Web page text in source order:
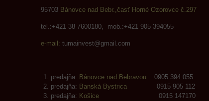
95703 Bánovce nad Bebr.,časť Horné Ozorovce č.297
tel.:+421 38 7600180, mob.:+421 905 394055
e-mail: tumainvest@gmail.com
predajňa: Bánovce nad Bebravou 0905 394 055
predajňa: Banská Bystrica 0915 905 112
predajňa: Košice 0915 147170